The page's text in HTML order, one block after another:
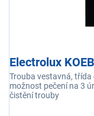
Electrolux
Trouba vestavná, třída
možnost pečení na 3
čistění trouby